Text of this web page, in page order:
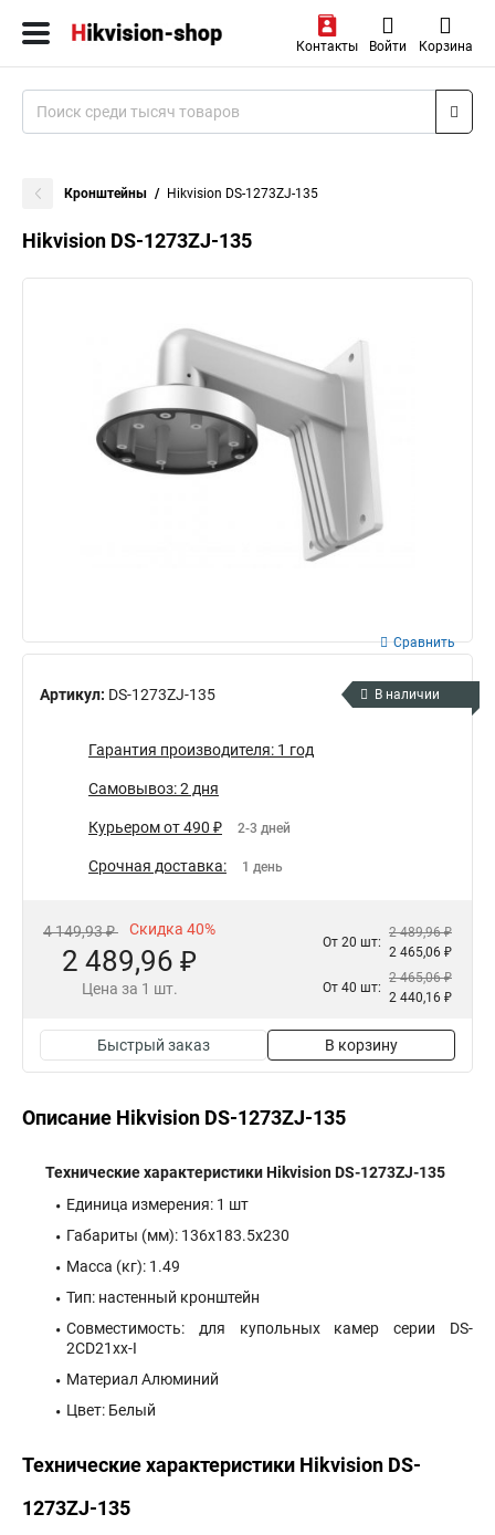
Контакты Войти Корзина
Кронштейны Hikvision DS-1273ZJ-135
Hikvision DS-1273ZJ-135
Артикул: DS-1273ZJ-135
Сравнить
В наличии
Гарантия производителя: 1 год
Самовывоз: 2 дня
Курьером от 490 ₽ 2-3 дней
Срочная доставка: 1 день
4 149,93 ₽ Скидка 40%
2 489,96 ₽
Цена за 1 шт.
От 20 шт:
2 489,96 ₽
2 465,06 ₽
От 40 шт:
2 465,06 ₽
2 440,16 ₽
Быстрый заказ В корзину
Описание Hikvision DS-1273ZJ-135
Технические характеристики Hikvision DS-1273ZJ-135
Единица измерения: 1 шт
Габариты (мм): 136x183.5x230
Масса (кг): 1.49
Тип: настенный кронштейн
Совместимость: для купольных камер серии DS-
2CD21xx-I
Материал Алюминий
Цвет: Белый
Технические характеристики Hikvision DS-
1273ZJ-135